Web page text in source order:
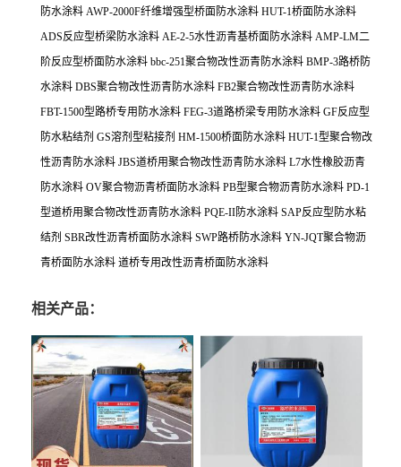
防水涂料 AWP-2000F纤维增强型桥面防水涂料 HUT-1桥面防水涂料
ADS反应型桥梁防水涂料 AE-2-5水性沥青基桥面防水涂料 AMP-LM二
阶反应型桥面防水涂料 bbc-251聚合物改性沥青防水涂料 BMP-3路桥防
水涂料 DBS聚合物改性沥青防水涂料 FB2聚合物改性沥青防水涂料
FBT-1500型路桥专用防水涂料 FEG-3道路桥梁专用防水涂料 GF反应型
防水粘结剂 GS溶剂型粘接剂 HM-1500桥面防水涂料 HUT-1型聚合物改
性沥青防水涂料 JBS道桥用聚合物改性沥青防水涂料 L7水性橡胶沥青
防水涂料 OV聚合物沥青桥面防水涂料 PB型聚合物沥青防水涂料 PD-1
型道桥用聚合物改性沥青防水涂料 PQE-II防水涂料 SAP反应型防水粘
结剂 SBR改性沥青桥面防水涂料 SWP路桥防水涂料 YN-JQT聚合物沥
青桥面防水涂料 道桥专用改性沥青桥面防水涂料
相关产品：